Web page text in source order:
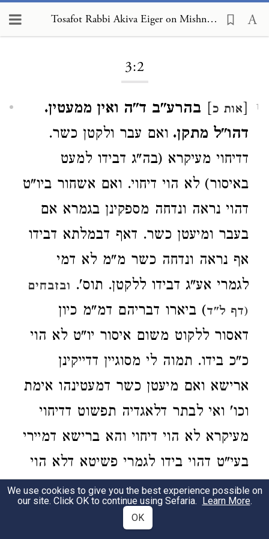
Tosafot Rabbi Akiva Eiger on Mishnah Sukkah 3:2
3:2
1
[אות כ] בהרע"ב ד"ה ואין ממעטין.
דהו"ל מתקן. ואם עבר ולקטן כשר.
דדיחוי מעיקרא (בה"ג דבידו למעט
באיסור) לא הוי דיחוי. ואם אשחור ביו"ט
דהוי נראה ונדחה מספקינן בגמרא אם
בעבר ומיעטן כשר. דאף דבמלתא דבידו
אף נראה ונדחה כשר מ"מ לא דמי
לגמרי אע"ג דבידו ללקטן. תוס'. ובזבחים
(דף ל"ד) ביארו דבריהם דמ"מ כיון
דאסור ללקוט משום איסור יו"ט לא הוי
כ"כ בידו. תמוה לי מסוגיין דדייקינן
ארישא ואם מיעטן כשר דמעטינהו אימת
וכו' ואי לבתר דלאגדיה תפשוט דדיחוי
מעיקרא לא הוי דיחוי והא ברישא דמיירי
בעי"ט דהוי בידו לגמרי פשיטא דלא הוי
דיחוי ואפילו בנראה ונדחה וצע"ג:
3:5
We use cookies to give you the best experience possible on
our site. Click OK to continue using Sefaria. Learn More.
OK